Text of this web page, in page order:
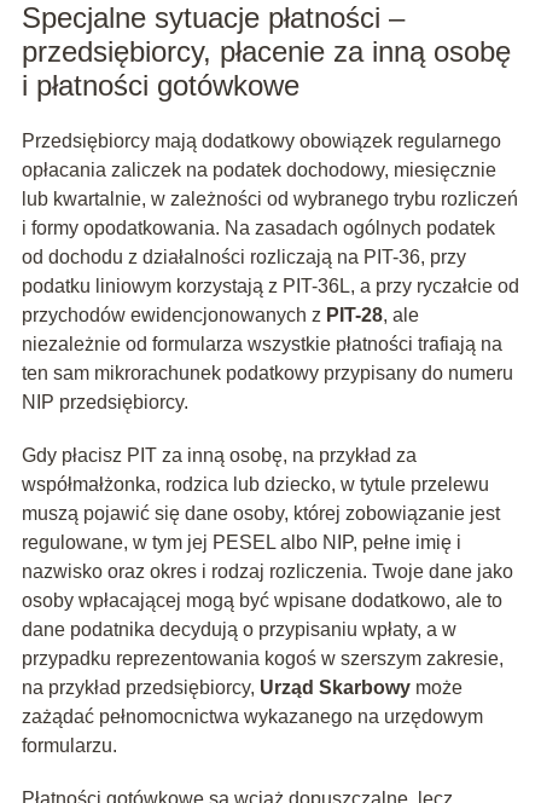
Specjalne sytuacje płatności –
przedsiębiorcy, płacenie za inną osobę
i płatności gotówkowe
Przedsiębiorcy mają dodatkowy obowiązek regularnego
opłacania zaliczek na podatek dochodowy, miesięcznie
lub kwartalnie, w zależności od wybranego trybu rozliczeń
i formy opodatkowania. Na zasadach ogólnych podatek
od dochodu z działalności rozliczają na PIT-36, przy
podatku liniowym korzystają z PIT-36L, a przy ryczałcie od
przychodów ewidencjonowanych z PIT-28, ale
niezależnie od formularza wszystkie płatności trafiają na
ten sam mikrorachunek podatkowy przypisany do numeru
NIP przedsiębiorcy.
Gdy płacisz PIT za inną osobę, na przykład za
współmałżonka, rodzica lub dziecko, w tytule przelewu
muszą pojawić się dane osoby, której zobowiązanie jest
regulowane, w tym jej PESEL albo NIP, pełne imię i
nazwisko oraz okres i rodzaj rozliczenia. Twoje dane jako
osoby wpłacającej mogą być wpisane dodatkowo, ale to
dane podatnika decydują o przypisaniu wpłaty, a w
przypadku reprezentowania kogoś w szerszym zakresie,
na przykład przedsiębiorcy, Urząd Skarbowymoże
zażądać pełnomocnictwa wykazanego na urzędowym
formularzu.